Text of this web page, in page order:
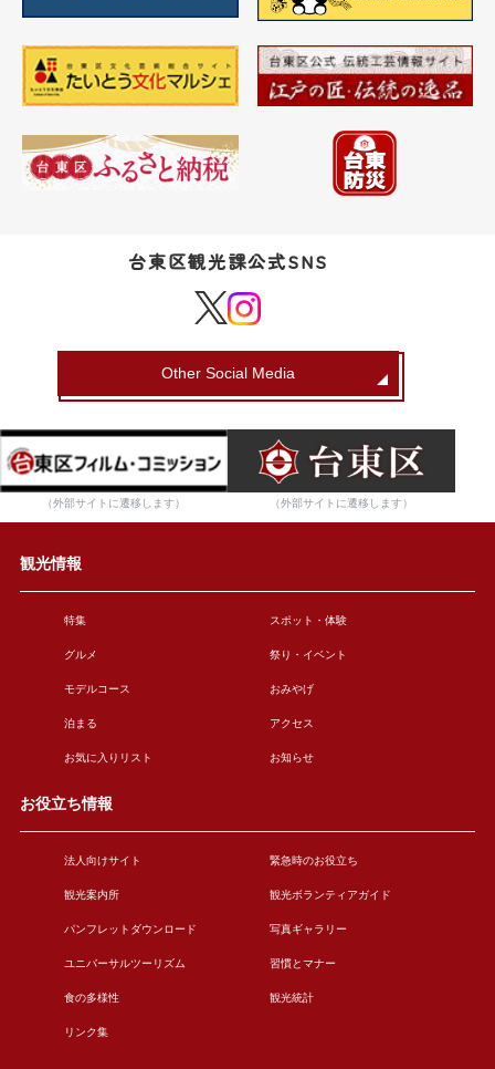
台東区観光課公式SNS
Other Social Media
（外部サイトに遷移します） （外部サイトに遷移します）
観光情報
特集 スポット・体験
グルメ 祭り・イベント
モデルコース おみやげ
泊まる アクセス
お気に入りリスト お知らせ
お役立ち情報
法人向けサイト 緊急時のお役立ち
観光案内所 観光ボランティアガイド
パンフレットダウンロード 写真ギャラリー
ユニバーサルツーリズム 習慣とマナー
食の多様性 観光統計
リンク集